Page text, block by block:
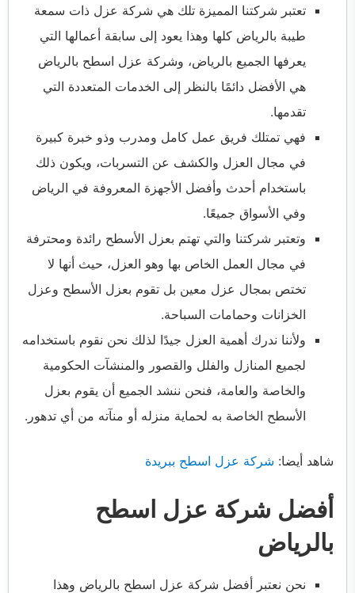
تعتبر شركتنا المميزة تلك هي شركة عزل ذات سمعة
طيبة بالرياض كلها وهذا يعود إلى سابقة أعمالها التي
يعرفها الجميع بالرياض، وشركة عزل اسطح بالرياض
هي الأفضل دائمًا بالنظر إلى الخدمات المتعددة التي
تقدمها.
فهي تمتلك فريق عمل كامل ومدرب وذو خبرة كبيرة
في مجال العزل والكشف عن التسربات، ويكون ذلك
باستخدام أحدث وأفضل الأجهزة المعروفة في الرياض
وفي الأسواق جميعًا.
وتعتبر شركتنا والتي تهتم بعزل الأسطح رائدة ومحترفة
في مجال العمل الخاص بها وهو العزل، حيث أنها لا
تختص بمجال عزل معين بل تقوم بعزل الأسطح وعزل
الخزانات وحمامات السباحة.
ولأننا ندرك أهمية العزل جيدًا لذلك نحن نقوم باستخدامه
لجميع المنازل والفلل والقصور والمنشآت الحكومية
والخاصة والعامة، فنحن ننشد الجميع أن يقوم بعزل
الأسطح الخاصة به لحماية منزله أو منآته من أي تدهور.
شاهد أيضا: شركة عزل اسطح ببريدة
أفضل شركة عزل اسطح
بالرياض
نحن نعتبر أفضل شركة عزل اسطح بالرياض وهذا